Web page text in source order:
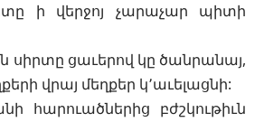
ի վերջոյ չարաչար պիտի
սիրտը ցաւերով կը ծանրանայ,
վրայ մեղքեր կ՚աւելացնի:
հարուածներից բժշկութիւն